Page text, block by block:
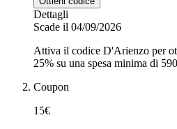
Privé by
Zalando
Dettagli
Scade il 04/09/2026
Attiva il codice D'Arienzo per
25% su una spesa minima di
Coupon
15€